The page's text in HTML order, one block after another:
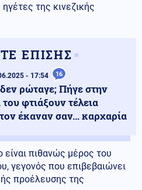
της κινεζικής
ΕΠΙΣΗΣ
- 17:54 16
ρώταγε; Πήγε στην
φτιάξουν τέλεια
έκαναν σαν… καρχαρία
πιθανώς μέρος του
γεγονός που επιβεβαιώνει
προέλευσης της